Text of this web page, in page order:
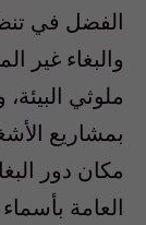
الفضل في
والبغاء غير
ملوثي
بمشاريع
مكان دور
العامة